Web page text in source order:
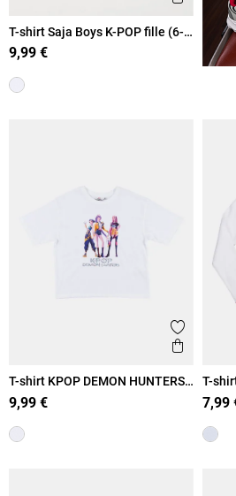
T-shirt Saja Boys K-POP fille (6-
12A)
9,99 €
Ajouter
Aperçu
T-shirt KPOP DEMON HUNTERS
fille (6-12A)
9,99 €
T-
(3-
7,99